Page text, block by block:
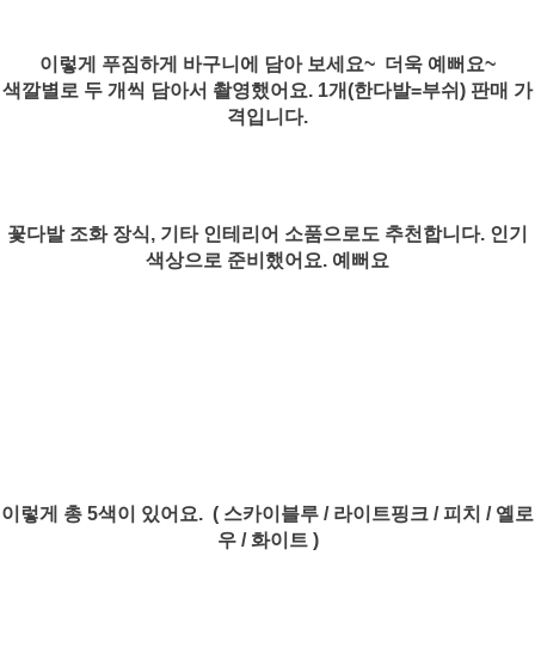
이렇게 푸짐하게 바구니에 담아 보세요~ 더욱 예뻐요~
색깔별로 두 개씩 담아서 촬영했어요. 1개(한다발=부쉬) 판매 가
격입니다.
꽃다발 조화 장식, 기타 인테리어 소품으로도 추천합니다. 인기
색상으로 준비했어요. 예뻐요
이렇게 총 5색이 있어요. ( 스카이블루 / 라이트핑크 / 피치 / 옐로
우 / 화이트 )